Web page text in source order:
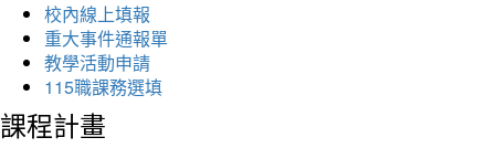
校內線上填報
重大事件通報單
教學活動申請
115職課務選填
課程計畫